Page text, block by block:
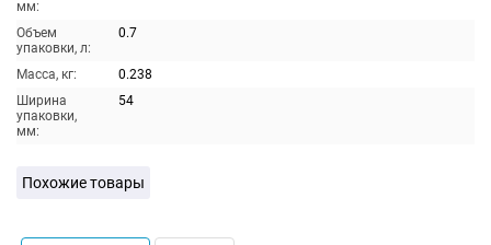
мм:
Объем
упаковки, л:
0.7
Масса, кг:
0.238
Ширина
упаковки,
мм:
54
Похожие товары